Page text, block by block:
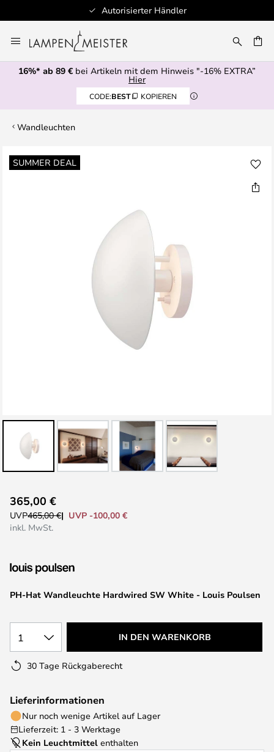
Autorisierter Händler
Inhalt
springen
16%* ab 89 € bei Artikeln mit dem Hinweis "-16% EXTRA”
Hier
CODE:BEST KOPIEREN
Wandleuchten
SUMMER DEAL
Zum
Ende
Anfang
der
PH-Hat Wandleuchte Hardwired SW White - Louis Poulsen
365,00 €
UVP465,00 €
UVP -100,00 €
inkl. MwSt.
1 IN DEN WARENKORB
30 Tage Rückgaberecht
Lieferinformationen
Nur noch wenige Artikel auf Lager
Lieferzeit: 1 - 3 Werktage
Kein Leuchtmittel enthalten